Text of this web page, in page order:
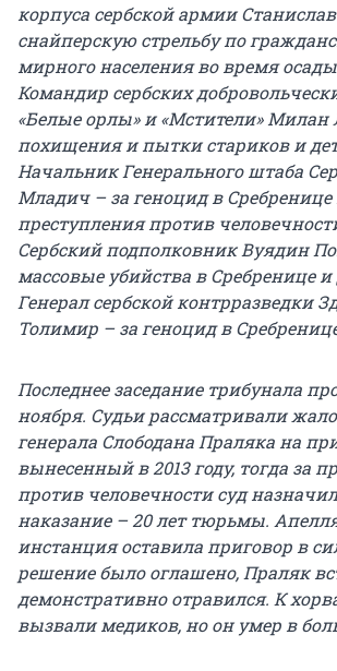
корпуса сербской армии
снайперскую стрельбу по
мирного населения во время
Командир сербских
«Белые орлы» и «Мстители» Милан
похищения и пытки стариков и
Начальник Генерального штаба
Младич – за геноцид в Сребренице
преступления против
Сербский подполковник Вуядин
массовые убийства в Сребренице и
Генерал сербской контрразведки
Толимир – за геноцид в
Последнее заседание трибунала
ноября. Судьи рассматривали
генерала Слободана Праляка на
вынесенный в 2013 году, тогда за
против человечности суд
наказание – 20 лет тюрьмы.
инстанция оставила приговор в
решение было оглашено, Праляк
демонстративно отравился. К
вызвали медиков, но он умер в